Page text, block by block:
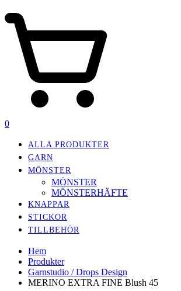
0
ALLA PRODUKTER
GARN
MÖNSTER
MÖNSTER
MÖNSTERHÄFTE
KNAPPAR
STICKOR
TILLBEHÖR
Hem
Produkter
Garnstudio / Drops Design
MERINO EXTRA FINE Blush 45